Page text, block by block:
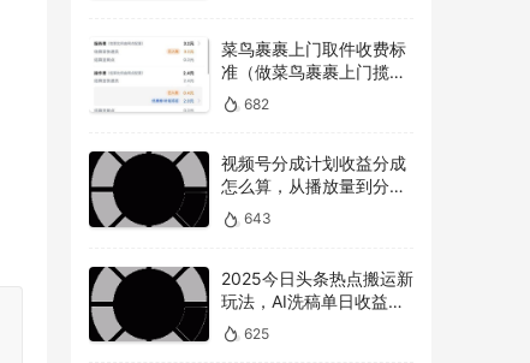
菜鸟裹裹上门取件收费标
准（做菜鸟裹裹上门揽件
的看过来）
682
视频号分成计划收益分成
怎么算，从播放量到分成
的全解读
643
2025今日头条热点搬运新
玩法，AI洗稿单日收益
300+技巧
625